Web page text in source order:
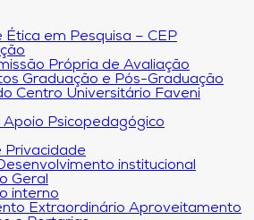
Ética em Pesquisa – CEP
Própria de Avaliação
Graduação e Pós-Graduação
Centro Universitário Faveni
Apoio Psicopedagógico
Privacidade
institucional
Geral
interno
Extraordinário Aproveitamento